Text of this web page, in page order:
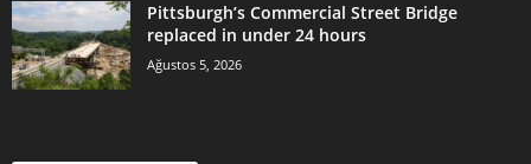
Pittsburgh’s Commercial Street Bridge
replaced in under 24 hours
Ağustos 5, 2026